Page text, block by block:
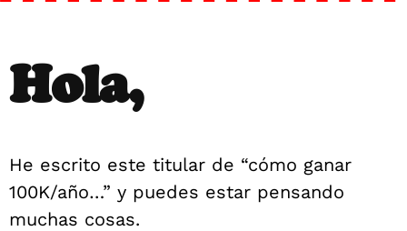
Hola,
He escrito este titular de “cómo ganar
100K/año…” y puedes estar pensando
muchas cosas.